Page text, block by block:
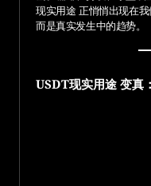
现实用途 正悄悄出现在
而是真实发生中的趋势。
USDT现实用途 变真